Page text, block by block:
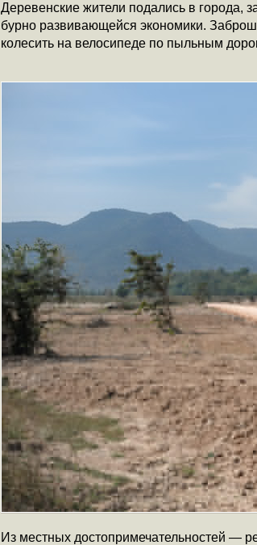
Деревенские жители подались в города,
бурно развивающейся экономики.
колесить на велосипеде по пыльным
Из местных достопримечательностей —